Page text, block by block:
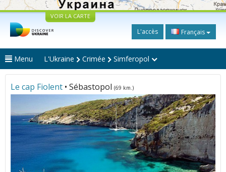
VOIR LA CARTE
L'accès Français
Menu L'Ukraine Crimée Simferopol
Le cap Fiolent • Sébastopol (69 km.)